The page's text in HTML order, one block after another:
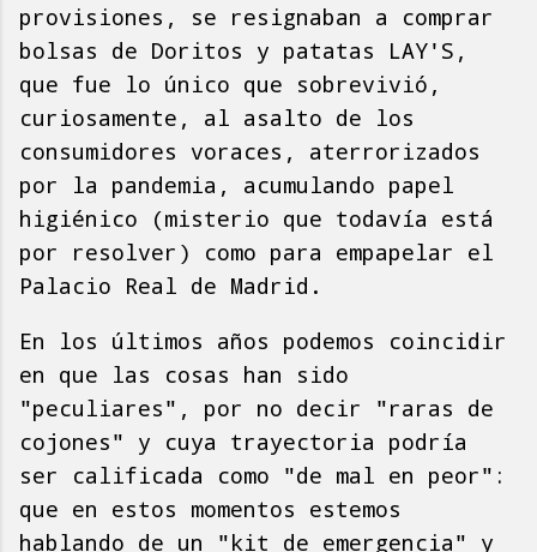
provisiones, se resignaban a comprar
bolsas de Doritos y patatas LAY'S,
que fue lo único que sobrevivió,
curiosamente, al asalto de los
consumidores voraces, aterrorizados
por la pandemia, acumulando papel
higiénico (misterio que todavía está
por resolver) como para empapelar el
Palacio Real de Madrid.
En los últimos años podemos coincidir
en que las cosas han sido
"peculiares", por no decir "raras de
cojones" y cuya trayectoria podría
ser calificada como "de mal en peor":
que en estos momentos estemos
hablando de un "kit de emergencia" y